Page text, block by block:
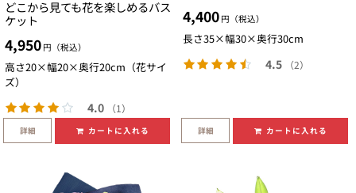
どこから見ても花を楽しめるバス
ケット
4,950 円（税込）
高さ20×幅20×奥行20cm（花サイ
ズ）
4.0 （1）
詳細 カートに入れる
4,400 円（税込）
長さ35×幅30×奥行30cm
4.5 （2）
詳細 カートに入れる